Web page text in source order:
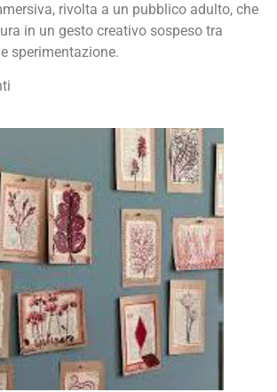
rivolta a un pubblico adulto, che
in un gesto creativo sospeso tra
sperimentazione.